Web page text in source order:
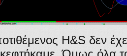
H&S δεν